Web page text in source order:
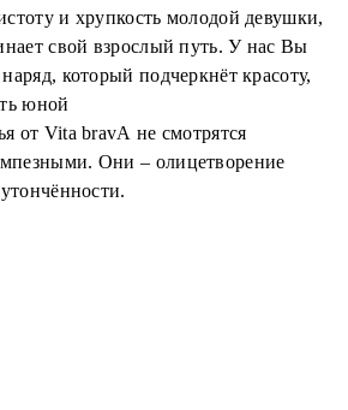
и хрупкость молодой девушки,
свой взрослый путь. У нас Вы
который подчеркнёт красоту,
юной
от Vita bravA не смотрятся
Они – олицетворение